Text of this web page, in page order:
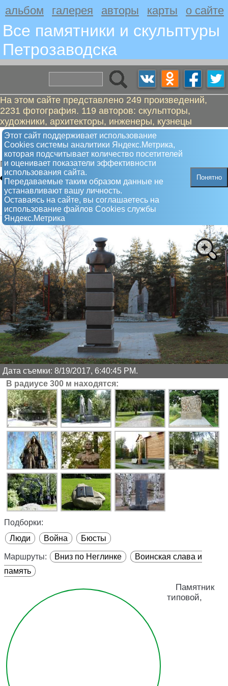
альбом галерея авторы карты о сайте
Все памятники и скульптуры
Петрозаводскa
На этом сайте представлено 249 произведений,
2231 фотография. 119 авторов: скульпторы,
художники, архитекторы, инженеры, кузнецы
Этот сайт поддерживает использование
Сookies системы аналитики Яндекс.Метрика,
которая подсчитывает количество посетителей
и оценивает показатели эффективности
использования сайта.
Передаваемые таким образом данные не
устанавливают вашу личность.
Оставаясь на сайте, вы соглашаетесь на
использование файлов Сookies службы
Яндекс.Метрика
Понятно
Маргелов Василий Филипович.
Войска дяди Васи
Памятник
Дата съемки: 8/19/2017, 6:40:45 PM.
В радиусе 300 м находятся:
Подборки:
Люди
Война Бюсты
Маршруты: Вниз по Неглинке
Воинская слава и
память
Памятник
типовой,